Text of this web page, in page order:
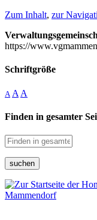
Zum Inhalt, zur
https://
Schriftgröße
A A A
Finden in gesamter
suchen